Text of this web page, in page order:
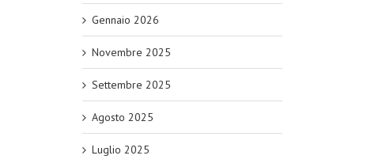
Gennaio 2026
Novembre 2025
Settembre 2025
Agosto 2025
Luglio 2025